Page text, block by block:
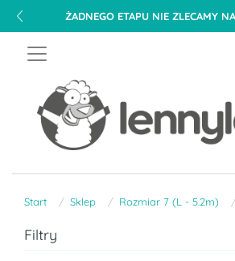
ŻADNEGO ETAPU NIE ZLECAMY
Start Sklep Rozmiar 7 (L - 5.2m)
Filtry